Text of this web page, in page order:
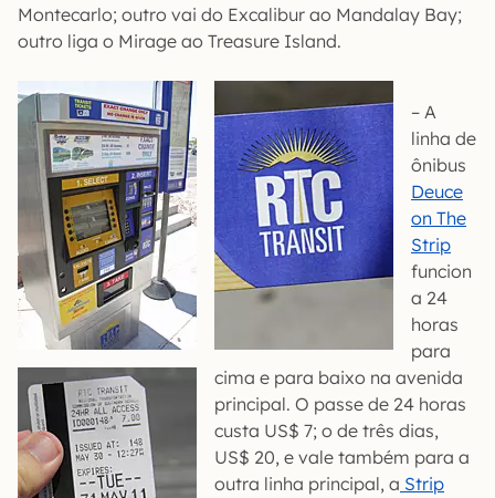
Montecarlo; outro vai do Excalibur ao Mandalay Bay;
outro liga o Mirage ao Treasure Island.
– A
linha de
ônibus
Deuce
on The
Strip
funcion
a 24
horas
para
cima e para baixo na avenida
principal. O passe de 24 horas
custa US$ 7; o de três dias,
US$ 20, e vale também para a
outra linha principal, a Strip